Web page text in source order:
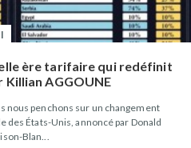
ère tarifaire qui redéfinit
Killian AGGOUNE
penchons sur un changement
des États-Unis, annoncé par Donald
Blan...